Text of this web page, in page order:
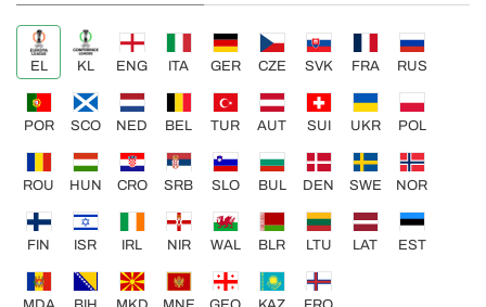
EL KL ENG ITA GER CZE SVK FRA RUS
POR SCO NED BEL TUR AUT SUI UKR POL
ROU HUN CRO SRB SLO BUL DEN SWE NOR
FIN ISR IRL NIR WAL BLR LTU LAT EST